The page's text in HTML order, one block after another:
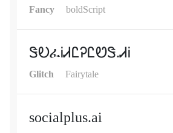
Fancy boldScript
ᏕᎧፈᎥᏗᏝᎮᏝᏬᏕ.ᏗᎥ
Glitch Fairytale
socialplus.ai